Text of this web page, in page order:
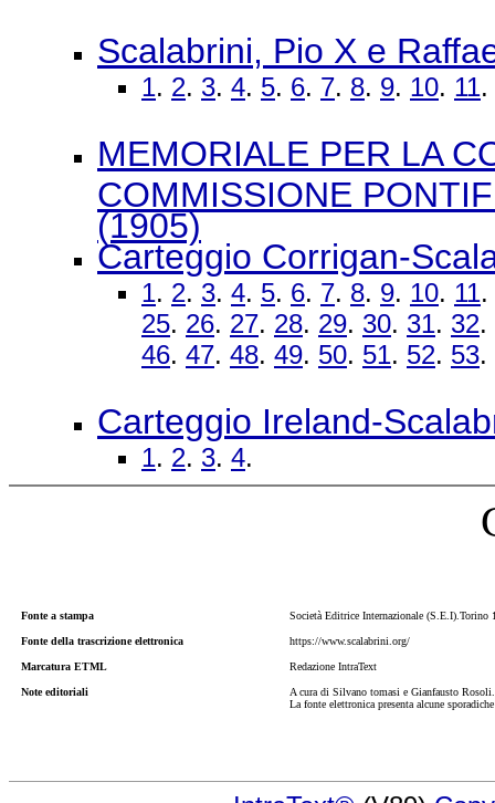
Scalabrini, Pio X e
1. 2. 3. 4. 5. 6. 7. 8. 9. 10. 11.
MEMORIALE PER LA
COMMISSIONE
(1905)
Carteggio Corrigan-
1. 2. 3. 4. 5. 6. 7. 8. 9. 10. 11.
25. 26. 27. 28. 29. 30. 31. 32.
46. 47. 48. 49. 50. 51. 52. 53.
Carteggio Ireland-
1. 2. 3. 4.
Fonte a stampa Società Editrice Internazionale (S.E.I).Torino
Fonte della trascrizione elettronica https://www.scalabrini.org/
Marcatura ETML Redazione IntraText
Note editoriali
A cura di Silvano tomasi e Gianfausto
La fonte elettronica presenta alcune